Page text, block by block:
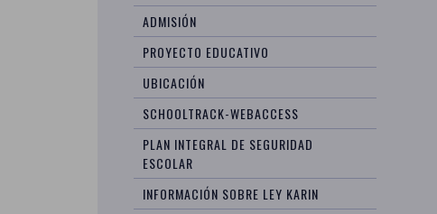
ADMISIÓN
PROYECTO EDUCATIVO
UBICACIÓN
SCHOOLTRACK-WEBACCESS
PLAN INTEGRAL DE SEGURIDAD
ESCOLAR
INFORMACIÓN SOBRE LEY KARIN